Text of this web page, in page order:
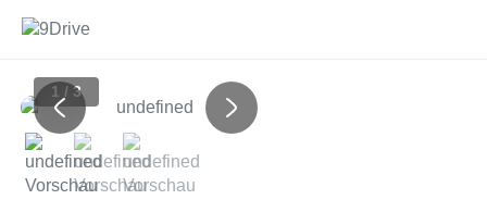
Previous Next
1 / 3